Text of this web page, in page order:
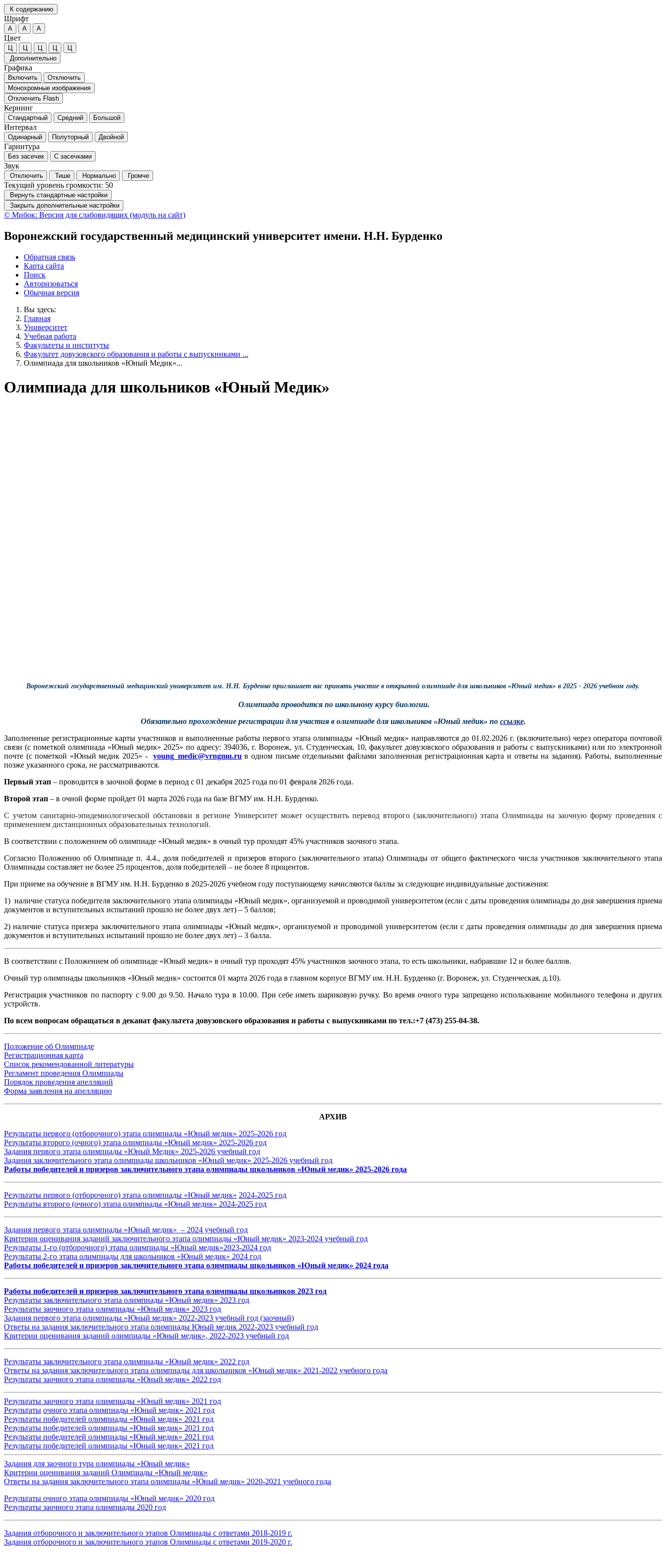
К содержанию
Шрифт
А А А
Цвет
Ц Ц Ц Ц
Ц
Дополнительно
Графика
Включить
Отключить
Монохромные изображения
Отключить Flash
Кернинг
Стандартный Средний Большой
Интервал
Одинарный Полуторный Двойной
Гарнитура
Без засечек С засечками
Звук
Отключить Тише Нормально Громче
Текущий уровень громкости: 50
Вернуть стандартные настройки
Закрыть дополнительные настройки
© Мибок: Версия для слабовидящих (модуль на сайт)
Воронежский государственный медицинский университет имени. Н.Н. Бурденко
Обратная связь
Карта сайта
Поиск
Авторизоваться
Обычная версия
Вы здесь:
Главная
Университет
Учебная работа
Факультеты и институты
Факультет довузовского образования и работы с выпускниками ...
Олимпиада для школьников «Юный Медик»...
Олимпиада для школьников «Юный Медик»
Воронежский государственный медицинский университет им. Н.Н. Бурденко приглашает вас принять участие в открытой олимпиаде для школьников «Юный медик» в 2025 - 2026 учебном году.
Олимпиада проводится по школьному курсу биологии.
Обязательно прохождение регистрации для участия в олимпиаде для школьников «Юный медик» по ссылке.
Заполненные регистрационные карты участников и выполненные работы первого этапа олимпиады «Юный медик» направляются до 01.02.2026 г. (включительно) через оператора почтовой
связи (с пометкой олимпиада «Юный медик» 2025» по адресу: 394036, г. Воронеж, ул. Студенческая, 10, факультет довузовского образования и работы с выпускниками) или по электронной
почте (с пометкой «Юный медик 2025» -
young_medic@vrngmu.ru в одном письме отдельными файлами заполненная регистрационная карта и ответы на задания). Работы, выполненные
позже указанного срока, не рассматриваются.
Первый этап – проводится в заочной форме в период с 01 декабря 2025 года по 01 февраля 2026 года.
Второй этап – в очной форме пройдет 01 марта 2026 года на базе ВГМУ им. Н.Н. Бурденко.
С учетом санитарно-эпидемиологической обстановки в регионе Университет может осуществить перевод второго (заключительного) этапа Олимпиады на заочную форму проведения с
применением дистанционных образовательных технологий.
В соответствии с положением об олимпиаде «Юный медик» в очный тур проходят 45% участников заочного этапа.
Согласно Положению об Олимпиаде п. 4.4., доля победителей и призеров второго (заключительного этапа) Олимпиады от общего фактического числа участников заключительного этапа
Олимпиады составляет не более 25 процентов, доля победителей – не более 8 процентов.
При приеме на обучение в ВГМУ им. Н.Н. Бурденко в 2025-2026 учебном году поступающему начисляются баллы за следующие индивидуальные достижения:
1) наличие статуса победителя заключительного этапа олимпиады «Юный медик», организуемой и проводимой университетом (если с даты проведения олимпиады до дня завершения приема
документов и вступительных испытаний прошло не более двух лет) – 5 баллов;
2) наличие статуса призера заключительного этапа олимпиады «Юный медик», организуемой и проводимой университетом (если с даты проведения олимпиады до дня завершения приема
документов и вступительных испытаний прошло не более двух лет) – 3 балла.
В соответствии с Положением об олимпиаде «Юный медик» в очный тур проходят 45% участников заочного этапа, то есть школьники, набравшие 12 и более баллов.
Очный тур олимпиады школьников «Юный медик» состоится 01 марта 2026 года в главном корпусе ВГМУ им. Н.Н. Бурденко (г. Воронеж, ул. Студенческая, д.10).
Регистрация участников по паспорту с 9.00 до 9.50. Начало тура в 10.00. При себе иметь шариковую ручку. Во время очного тура запрещено использование мобильного телефона и других
устройств.
По всем вопросам обращаться в деканат факультета довузовского образования и работы с выпускниками по тел.:+7 (473) 255-04-38.
Положение об Олимпиаде
Регистрационная карта
Список рекомендованной литературы
Регламент проведения Олимпиады
Порядок проведения апелляций
Форма заявления на апелляцию
АРХИВ
Результаты первого (отборочного) этапа олимпиады «Юный медик» 2025-2026 год
Результаты второго (очного) этапа олимпиады «Юный медик» 2025-2026 год
Задания первого этапа олимпиады «Юный Медик» 2025-2026 учебный год
Задания заключительного этапа олимпиады школьников «Юный медик» 2025-2026 учебный год
Работы победителей и призеров заключительного этапа олимпиады школьников «Юный медик» 2025-2026 года
Результаты первого (отборочного) этапа олимпиады «Юный медик» 2024-2025 год
Результаты второго (очного) этапа олимпиады «Юный медик» 2024-2025 год
Задания первого этапа олимпиады «Юный медик» – 2024 учебный год
Критерии оценивания заданий заключительного этапа олимпиады «Юный медик» 2023-2024 учебный год
Результаты 1-го (отборочного) этапа олимпиады «Юный медик»2023-2024 год
Результаты 2-го этапа олимпиады для школьников «Юный медик» 2024 год
Работы победителей и призеров заключительного этапа олимпиады школьников «Юный медик» 2024 года
Работы победителей и призеров заключительного этапа олимпиады школьников 2023 год
Результаты заключительного этапа олимпиады «Юный медик» 2023 год
Результаты заочного этапа олимпиады «Юный медик» 2023 год
Задания первого этапа олимпиады «Юный медик» 2022-2023 учебный год (заочный)
Ответы на задания заключительного этапа олимпиады Юный медик 2022-2023 учебный год
Критерии оценивания заданий олимпиады «Юный медик», 2022-2023 учебный год
Результаты заключительного этапа олимпиады «Юный медик» 2022 год
Ответы на задания заключительного этапа олимпиады для школьников «Юный медик» 2021-2022 учебного года
Результаты заочного этапа олимпиады «Юный медик» 2022 год
Результаты заочного этапа олимпиады «Юный медик» 2021 год
Результаты очного этапа олимпиады «Юный медик» 2021 год
Результаты победителей олимпиады «Юный медик» 2021 год
Результаты победителей олимпиады «Юный медик» 2021 год
Результаты победителей олимпиады «Юный медик» 2021 год
Результаты победителей олимпиады «Юный медик» 2021 год
Задания для заочного тура олимпиады «Юный медик»
Критерии оценивания заданий Олимпиады «Юный медик»
Ответы на задания заключительного этапа олимпиады «Юный медик» 2020-2021 учебного года
Результаты очного этапа олимпиады «Юный медик» 2020 год
Результаты заочного этапа олимпиады 2020 год
Задания отборочного и заключительного этапов Олимпиады с ответами 2018-2019 г.
Задания отборочного и заключительного этапов Олимпиады с ответами 2019-2020 г.